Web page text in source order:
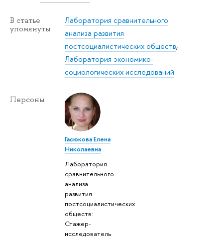
В статье
упомянуты
Лаборатория сравнительного
анализа развития
постсоциалистических обществ,
Лаборатория экономико-
социологических исследований
Персоны
Гасюкова Елена
Николаевна
Лаборатория
сравнительного
анализа
развития
постсоциалистических
обществ:
Стажер-
исследователь